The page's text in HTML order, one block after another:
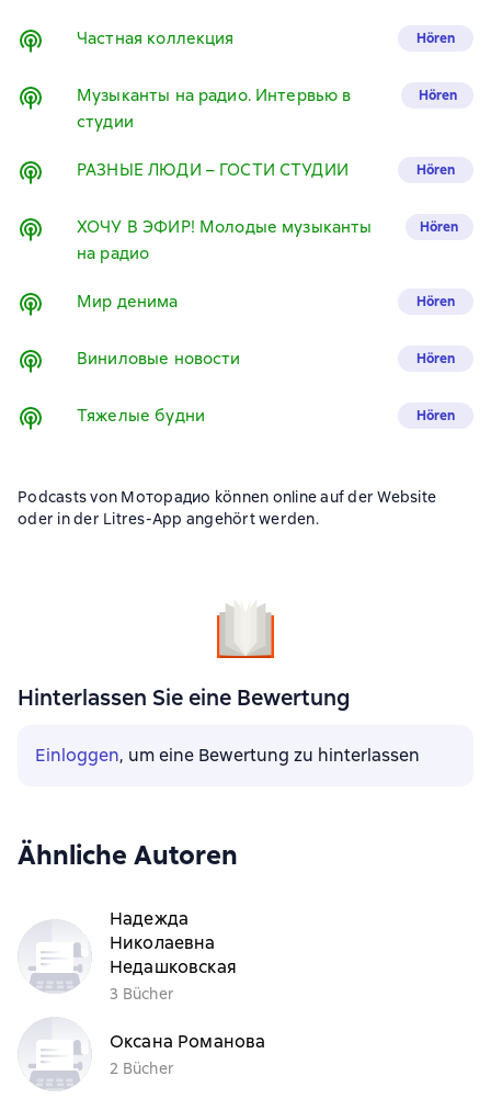
Частная коллекция Hören
Музыканты на радио. Интервью в
студии
Hören
РАЗНЫЕ ЛЮДИ – ГОСТИ СТУДИИ Hören
ХОЧУ В ЭФИР! Молодые музыканты
на радио
Hören
Мир денима Hören
Виниловые новости Hören
Тяжелые будни Hören
Podcasts von Моторадио können online auf der Website
oder in der Litres-App angehört werden.
Hinterlassen Sie eine Bewertung
Einloggen, um eine Bewertung zu hinterlassen
Ähnliche Autoren
Надежда
Николаевна
Недашковская
3 Bücher
Оксана Романова
2 Bücher